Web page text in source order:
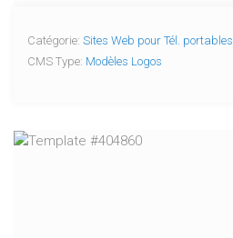
Catégorie: Sites Web pour Tél. portables
CMS Type: Modèles Logos